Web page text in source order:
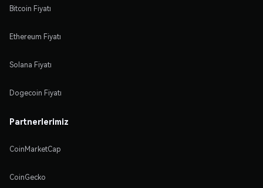
Bitcoin Fiyatı
Ethereum Fiyatı
Solana Fiyatı
Dogecoin Fiyatı
Partnerlerimiz
CoinMarketCap
CoinGecko